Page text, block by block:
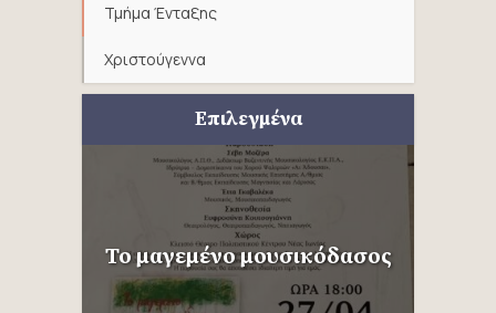
Τμήμα Ένταξης
Χριστούγεννα
Επιλεγμένα
Το μαγεμένο μουσικόδασος